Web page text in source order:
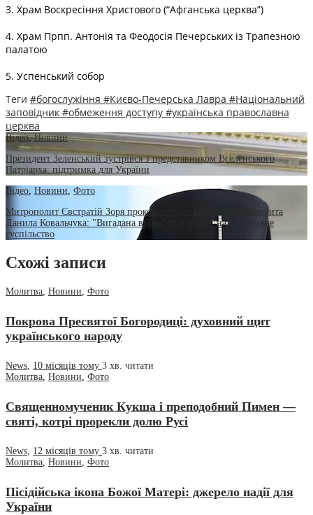
3. Храм Воскресіння Христового (“Афганська церква”)
4. Храм Прпп. Антонія та Феодосія Печерських із Трапезною
палатою
5. Успенський собор
Теги #богослужіння #Києво-Печерська Лавра #Національний
заповідник #обмеження доступу #українська православна
церква
Відео,Новини
Президент Зеленський зустрівся з представником Вселенського
Патріарха: підтримка для України
Відео Новини Фото
Митрополит Євстратій Зоря прокоментував виступ Митрополита
Данила Ковальчука: "Вигадана війна" та її вплив на українське
суспільство
Схожі записи
Молитва, Новини, Фото
Покрова Пресвятої Богородиці: духовний щит
українського народу
News, 10 місяців тому 3 хв. читати
Молитва, Новини, Фото
Священномученик Кукша і преподобний Пимен —
святі, котрі прорекли долю Русі
News, 12 місяців тому 3 хв. читати
Молитва, Новини, Фото
Пісідійська ікона Божої Матері: джерело надії для
України